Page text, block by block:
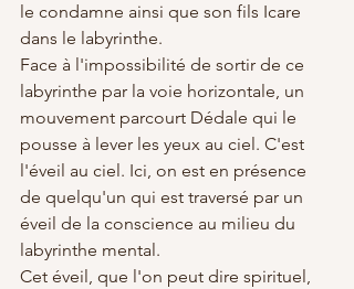
le condamne ainsi que son fils Icare
dans le labyrinthe.
Face à l'impossibilité de sortir de ce
labyrinthe par la voie horizontale, un
mouvement parcourt Dédale qui le
pousse à lever les yeux au ciel. C'est
l'éveil au ciel. Ici, on est en présence
de quelqu'un qui est traversé par un
éveil de la conscience au milieu du
labyrinthe mental.
Cet éveil, que l'on peut dire spirituel,